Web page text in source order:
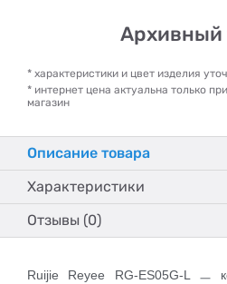
Архивный
* характеристики и цвет изделия
* интернет цена актуальна только
магазин
Описание товара
Характеристики
Отзывы (0)
Ruijie Reyee RG-ES05G-L ㅡ